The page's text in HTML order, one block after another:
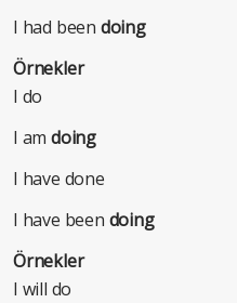
I had been doing
Örnekler
I do
I am doing
I have done
I have been doing
Örnekler
I will do